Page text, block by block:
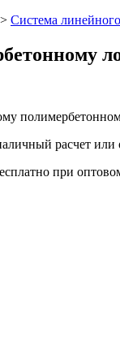
> Система
расчет или
при